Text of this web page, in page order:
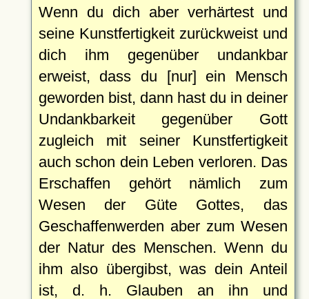
Wenn du dich aber verhärtest und
seine Kunstfertigkeit zurückweist und
dich ihm gegenüber undankbar
erweist, dass du [nur] ein Mensch
geworden bist, dann hast du in deiner
Undankbarkeit gegenüber Gott
zugleich mit seiner Kunstfertigkeit
auch schon dein Leben verloren. Das
Erschaffen gehört nämlich zum
Wesen der Güte Gottes, das
Geschaffenwerden aber zum Wesen
der Natur des Menschen. Wenn du
ihm also übergibst, was dein Anteil
ist, d. h. Glauben an ihn und